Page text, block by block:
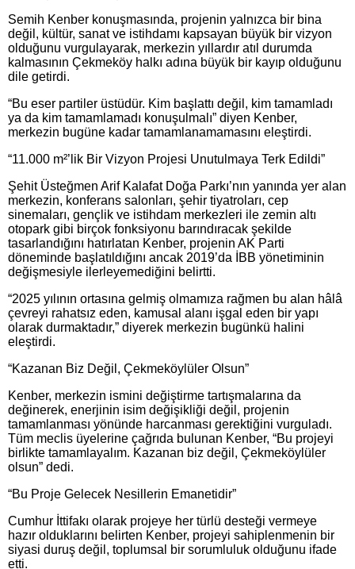
Semih Kenber konuşmasında, projenin yalnızca bir bina
değil, kültür, sanat ve istihdamı kapsayan büyük bir vizyon
olduğunu vurgulayarak, merkezin yıllardır atıl durumda
kalmasının Çekmeköy halkı adına büyük bir kayıp olduğunu
dile getirdi.
“Bu eser partiler üstüdür. Kim başlattı değil, kim tamamladı
ya da kim tamamlamadı konuşulmalı” diyen Kenber,
merkezin bugüne kadar tamamlanamamasını eleştirdi.
“11.000 m²’lik Bir Vizyon Projesi Unutulmaya Terk Edildi”
Şehit Üsteğmen Arif Kalafat Doğa Parkı’nın yanında yer alan
merkezin, konferans salonları, şehir tiyatroları, cep
sinemaları, gençlik ve istihdam merkezleri ile zemin altı
otopark gibi birçok fonksiyonu barındıracak şekilde
tasarlandığını hatırlatan Kenber, projenin AK Parti
döneminde başlatıldığını ancak 2019’da İBB yönetiminin
değişmesiyle ilerleyemediğini belirtti.
“2025 yılının ortasına gelmiş olmamıza rağmen bu alan hâlâ
çevreyi rahatsız eden, kamusal alanı işgal eden bir yapı
olarak durmaktadır,” diyerek merkezin bugünkü halini
eleştirdi.
“Kazanan Biz Değil, Çekmeköylüler Olsun”
Kenber, merkezin ismini değiştirme tartışmalarına da
değinerek, enerjinin isim değişikliği değil, projenin
tamamlanması yönünde harcanması gerektiğini vurguladı.
Tüm meclis üyelerine çağrıda bulunan Kenber, “Bu projeyi
birlikte tamamlayalım. Kazanan biz değil, Çekmeköylüler
olsun” dedi.
“Bu Proje Gelecek Nesillerin Emanetidir”
Cumhur İttifakı olarak projeye her türlü desteği vermeye
hazır olduklarını belirten Kenber, projeyi sahiplenmenin bir
siyasi duruş değil, toplumsal bir sorumluluk olduğunu ifade
etti.